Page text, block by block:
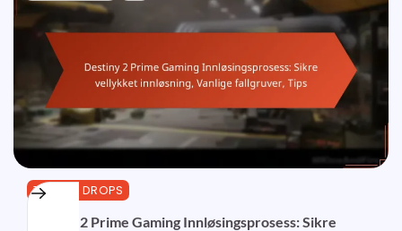
TWITCH DROPS
Destiny 2 Prime Gaming Innløsingsprosess: Sikre